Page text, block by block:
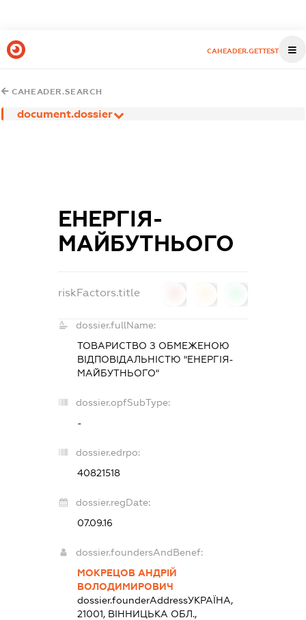
CAHEADER.GETTEST
CAHEADER.SEARCH
document.dossier
ЕНЕРГІЯ-
МАЙБУТНЬОГО
riskFactors.title
dossier.fullName:
ТОВАРИСТВО З ОБМЕЖЕНОЮ
ВІДПОВІДАЛЬНІСТЮ "ЕНЕРГІЯ-
МАЙБУТНЬОГО"
dossier.opfSubType:
-
dossier.edrpo:
40821518
dossier.regDate:
07.09.16
dossier.foundersAndBenef:
МОКРЕЦОВ АНДРІЙ
ВОЛОДИМИРОВИЧ
dossier.founderAddressУКРАЇНА,
21001, ВІННИЦЬКА ОБЛ.,